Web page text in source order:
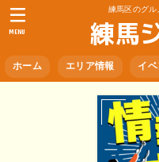
練馬区のグ
練馬
ホーム エリア情報 イベ
MENU